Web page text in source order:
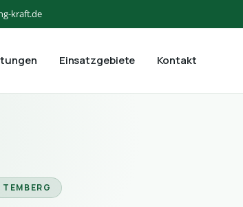
kraft.de
Einsatzgebiete Kontakt